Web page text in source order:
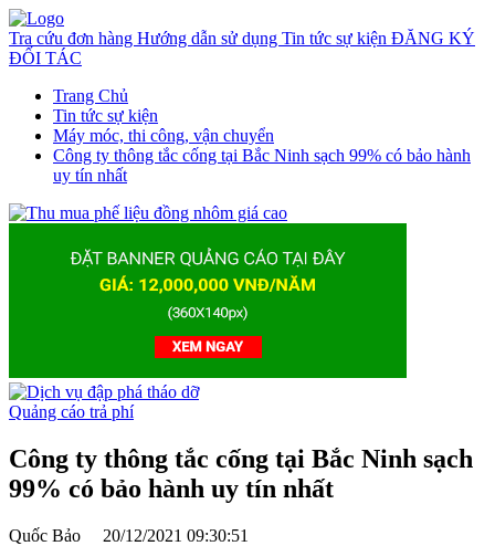
Tra cứu đơn hàng Hướng dẫn sử dụng Tin tức sự kiện ĐĂNG KÝ
ĐỐI TÁC
Trang Chủ
Tin tức sự kiện
Máy móc, thi công, vận chuyển
Công ty thông tắc cống tại Bắc Ninh sạch 99% có bảo hành
uy tín nhất
Quảng cáo trả phí
Công ty thông tắc cống tại Bắc Ninh sạch
99% có bảo hành uy tín nhất
Quốc Bảo 20/12/2021 09:30:51